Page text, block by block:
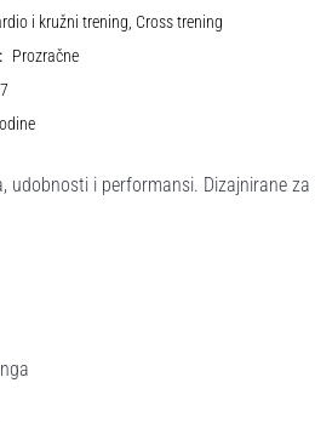
i kružni trening, Cross trening
Prozračne
7
udobnosti i performansi. Dizajnirane za